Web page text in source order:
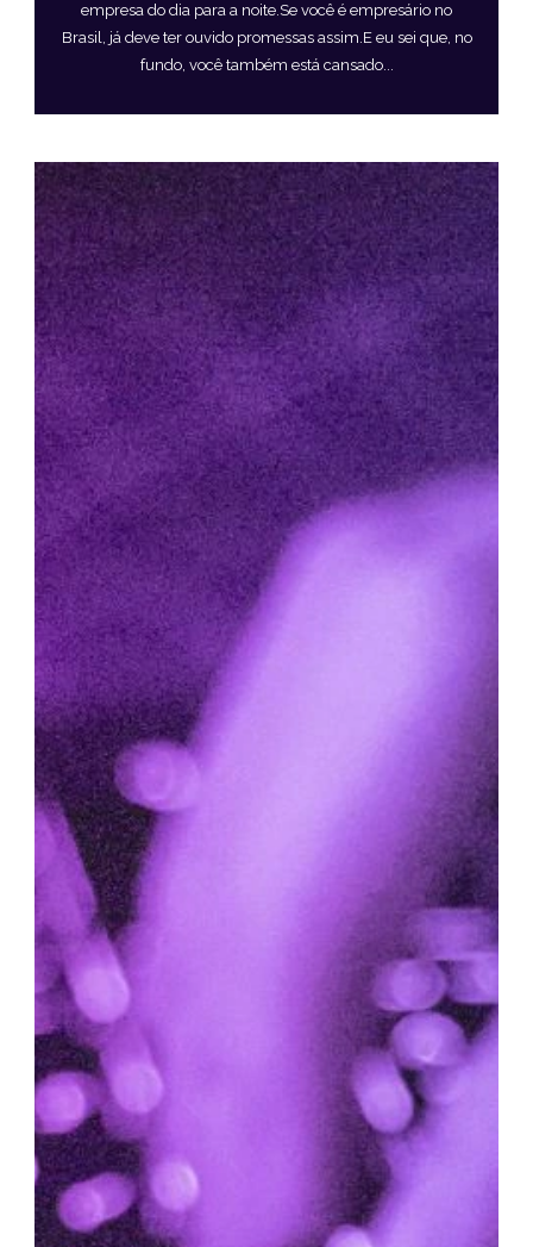
empresa do dia para a noite.Se você é empresário no
Brasil, já deve ter ouvido promessas assim.E eu sei que, no
fundo, você também está cansado...